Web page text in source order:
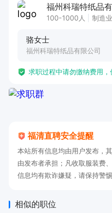
背景优先。
担任品质管理岗位。
方法（如SPC、FMEA
4. 具备较强的沟通协调能
福州科瑞特纸品
100-1000人 制造业
骆女士
福州科瑞特纸品有限公司
求职过程中请勿缴纳费用，
福清直聘安全提醒
本站所有信息均由用户发布，
由发布者承担；凡收取服装费
信息均有欺诈嫌疑，请保持警惕
相似的职位